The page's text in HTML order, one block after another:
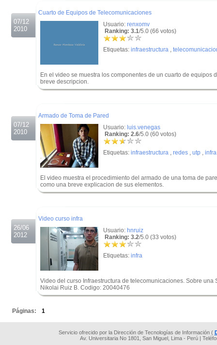
07/12
2010
Cuarto de Equipos de Telecomunicaciones
Usuario: renxomv
Ranking: 3.1/5.0 (66 votos)
Etiquetas: infraestructura ,
En el video se muestra los componentes de un cuarto de equipos
breve descripcion.
07/12
2010
Armado de Toma de Pared
Usuario: luis.venegas
Ranking: 2.6/5.0 (60 votos)
Etiquetas: infraestructura , redes , utp , infra
El video muestra el procedimiento del armado de una toma de
como una breve explicacion de sus elementos.
26/06
2012
Video curso infra
Usuario: hnruiz
Ranking: 3.2/5.0 (33 votos)
Etiquetas: infra
Video del curso Infraestructura de telecomunicaciones. Sobre una
Nikolai Ruiz B. Codigo: 20040476
Páginas: 1
Servicio ofrecido por la Dirección de Tecnologías de Información (
Av. Universitaria No 1801, San Miguel, Lima - Perú |